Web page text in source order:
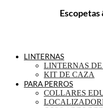
Escopetas
LINTERNAS
LINTERNAS
KIT DE CAZA
PARA PERROS
COLLARES